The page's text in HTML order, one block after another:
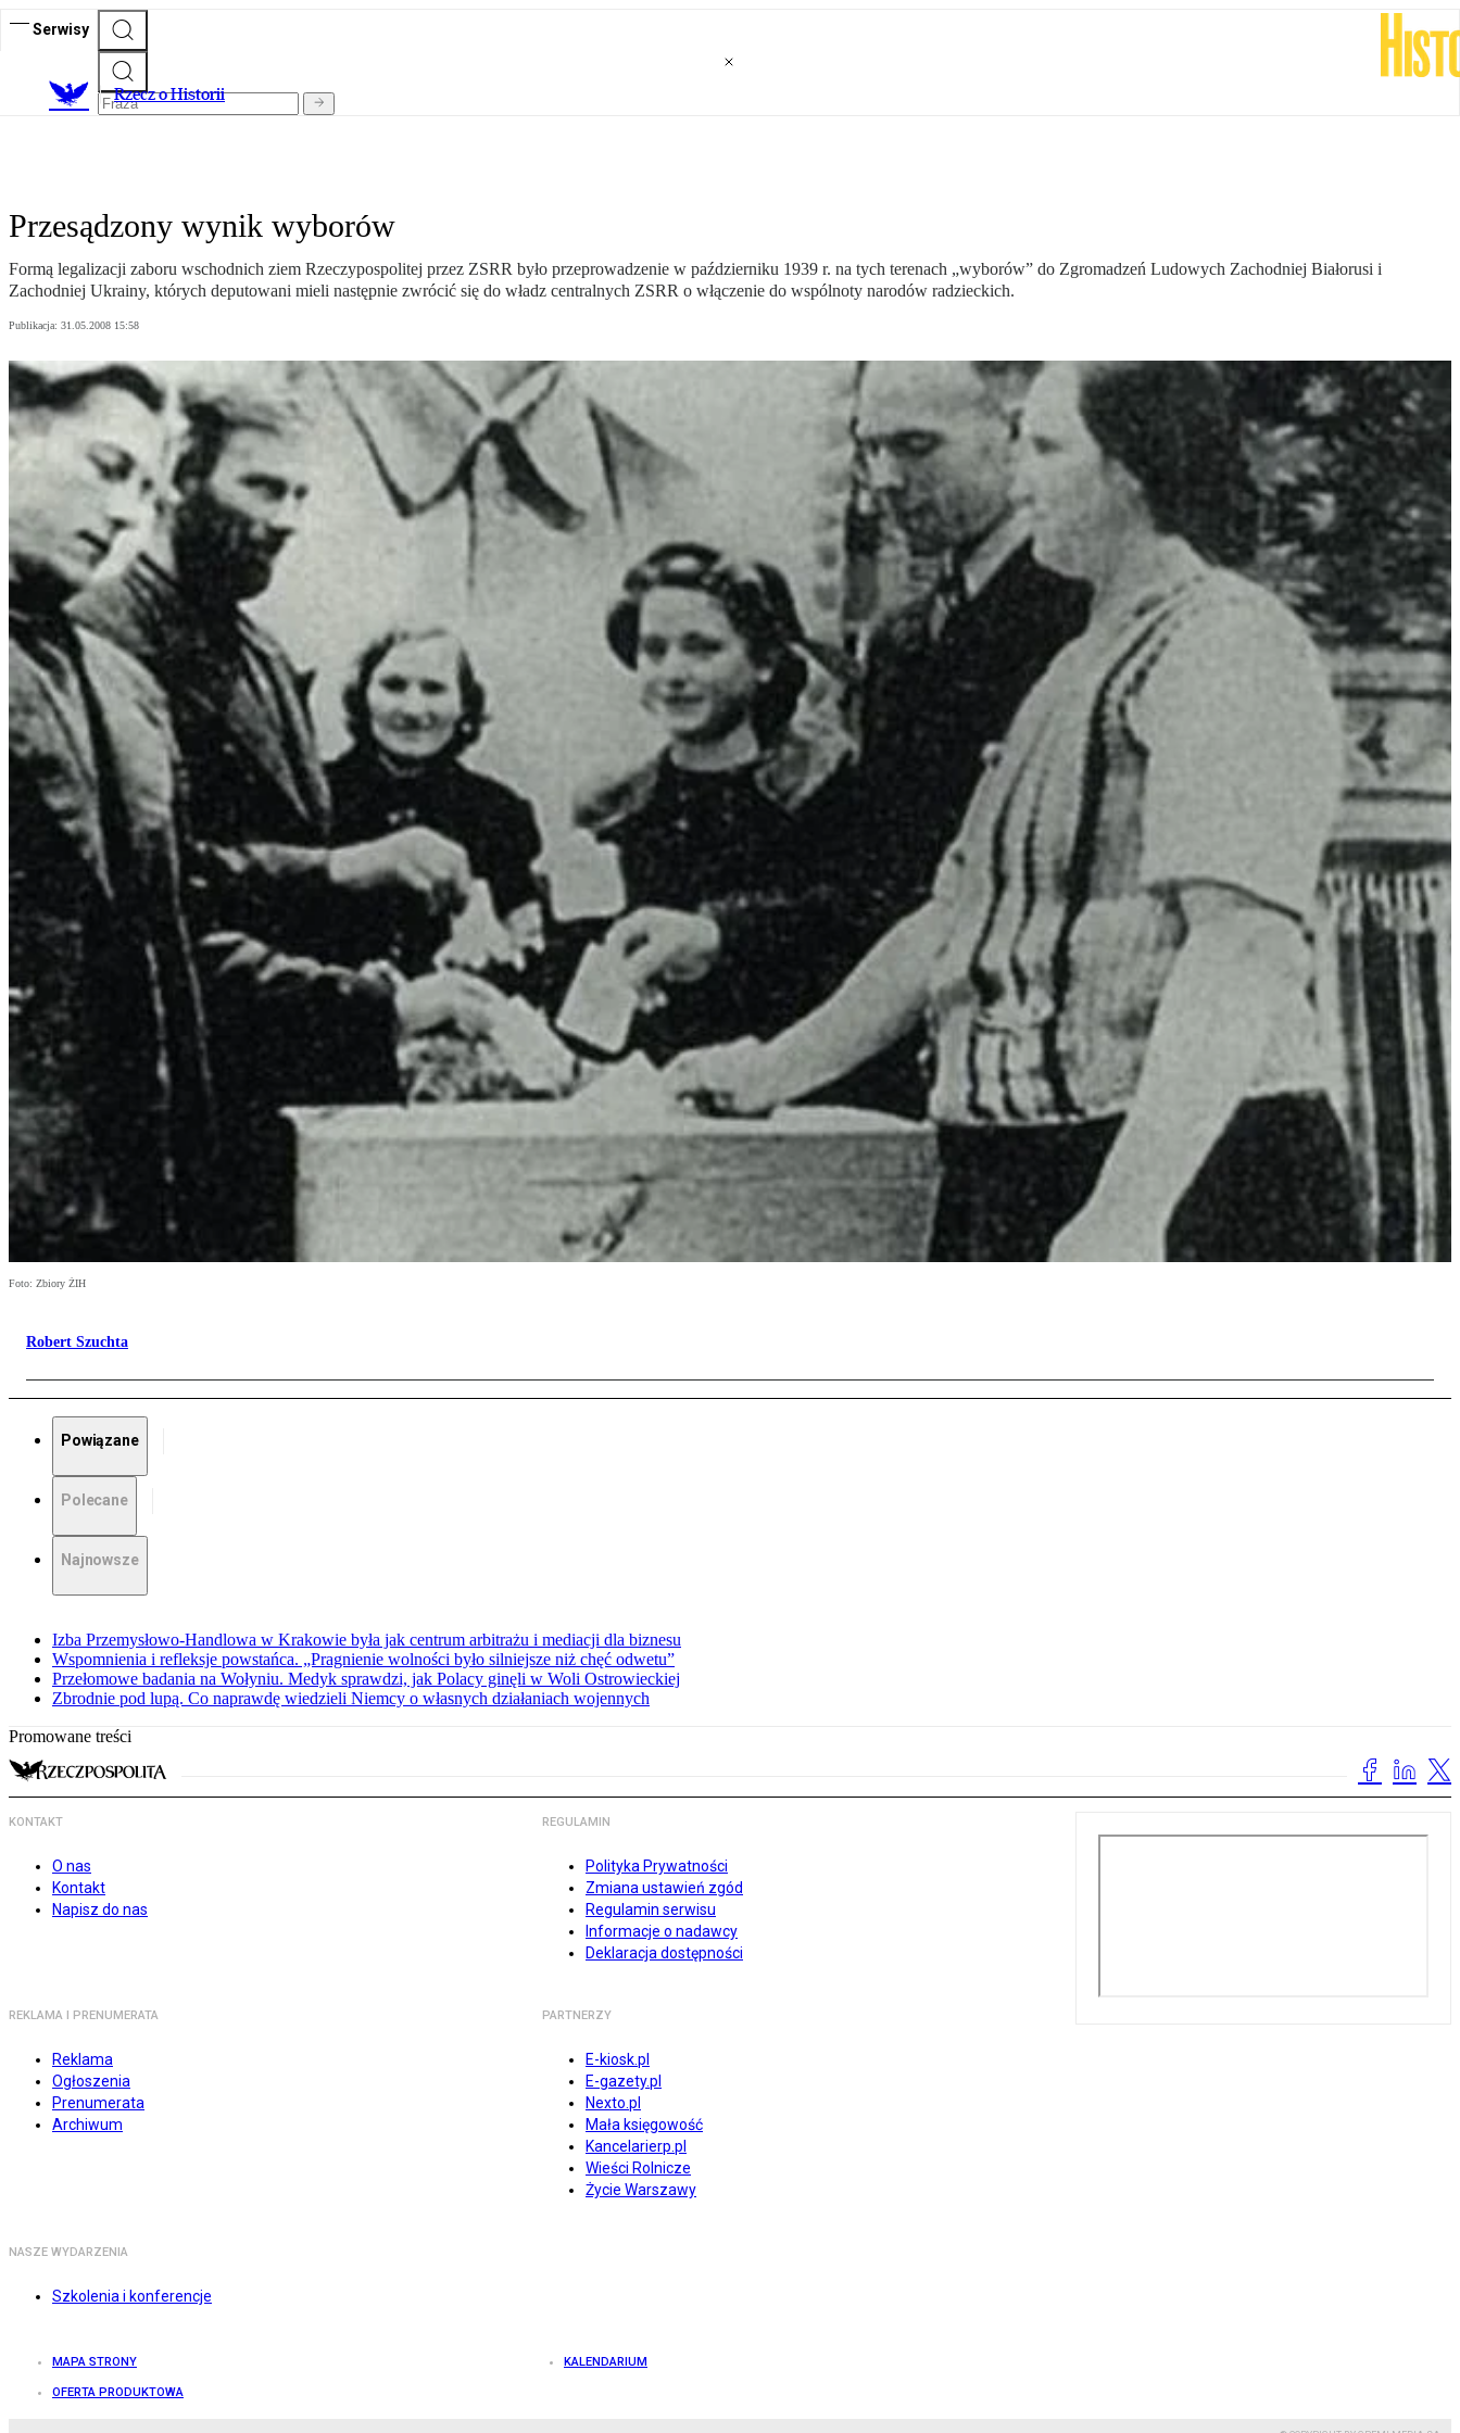
Serwisy
Rzecz o Historii
Przesądzony wynik wyborów
Formą legalizacji zaboru wschodnich ziem Rzeczypospolitej przez ZSRR było przeprowadzenie w październiku 1939 r. na tych terenach „wyborów” do Zgromadzeń Ludowych Zachodniej Białorusi i
Zachodniej Ukrainy, których deputowani mieli następnie zwrócić się do władz centralnych ZSRR o włączenie do wspólnoty narodów radzieckich.
Publikacja: 31.05.2008 15:58
Foto: Zbiory ŻIH
Robert Szuchta
Powiązane
Polecane
Najnowsze
Izba Przemysłowo-Handlowa w Krakowie była jak centrum arbitrażu i mediacji dla biznesu
Wspomnienia i refleksje powstańca. „Pragnienie wolności było silniejsze niż chęć odwetu”
Przełomowe badania na Wołyniu. Medyk sprawdzi, jak Polacy ginęli w Woli Ostrowieckiej
Zbrodnie pod lupą. Co naprawdę wiedzieli Niemcy o własnych działaniach wojennych
Promowane treści
KONTAKT
O nas
Kontakt
Napisz do nas
REGULAMIN
Polityka Prywatności
Zmiana ustawień zgód
Regulamin serwisu
Informacje o nadawcy
Deklaracja dostępności
REKLAMA I PRENUMERATA
Reklama
Ogłoszenia
Prenumerata
Archiwum
PARTNERZY
E-kiosk.pl
E-gazety.pl
Nexto.pl
Mała księgowość
Kancelarierp.pl
Wieści Rolnicze
Życie Warszawy
NASZE WYDARZENIA
Szkolenia i konferencje
MAPA STRONY KALENDARIUM
OFERTA PRODUKTOWA